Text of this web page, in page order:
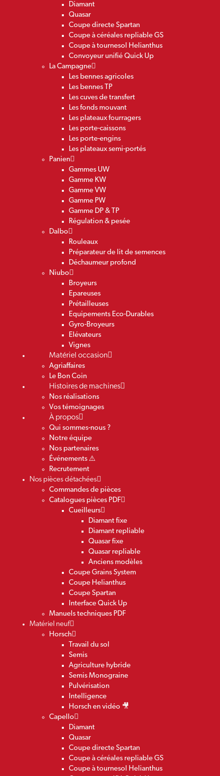
Diamant
Quasar
Coupe directe Spartan
Coupe à céréales repliable GS
Coupe à tournesol Helianthus
Convoyeur unifié Quick Up
La Campagne
Les bennes agricoles
Les bennes TP
Les cuves de transfert
Les fonds mouvant
Les plateaux fourragers
Les porte-caissons
Les porte-engins
Les plateaux semi-portés
Panien
Gammes UW
Gamme KW
Gamme VW
Gamme PW
Gamme DP & TP
Régulation & pesée
Dalbo
Rouleaux
Préparateur de lit de semences
Déchaumeur profond
Niubo
Broyeurs
Epareuses
Prétailleuses
Equipements Eco-Durables
Gyro-Broyeurs
Elévateurs
Vignes
Matériel occasion
Agriaffaires
Le Bon Coin
Histoires de machines
Nos réalisations
Vos témoignages
À propos
Qui sommes-nous ?
Notre équipe
Nos partenaires
Événements ⚠️
Recrutement
Nos pièces détachées
Commandes de pièces
Catalogues pièces PDF
Cueilleurs
Diamant fixe
Diamant repliable
Quasar fixe
Quasar repliable
Anciens modèles
Coupe Grains System
Coupe Helianthus
Coupe Spartan
Interface Quick Up
Manuels techniques PDF
Matériel neuf
Horsch
Travail du sol
Semis
Agriculture hybride
Semis Monograine
Pulvérisation
Intelligence
Horsch en vidéo 🎥
Capello
Diamant
Quasar
Coupe directe Spartan
Coupe à céréales repliable GS
Coupe à tournesol Helianthus